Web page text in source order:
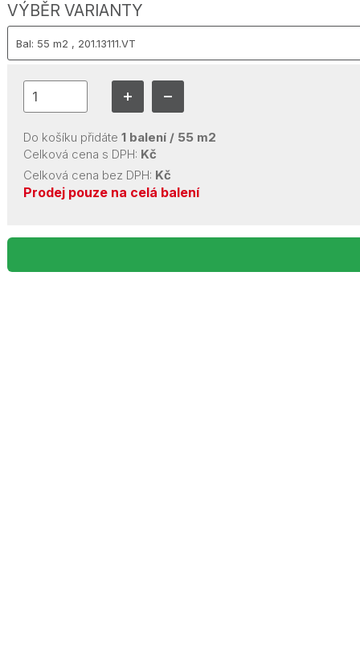
VÝBĚR VARIANTY
Do košíku přidáte 1 balení / 55 m2
Celková cena s DPH: Kč
Celková cena bez DPH: Kč
Prodej pouze na celá balení